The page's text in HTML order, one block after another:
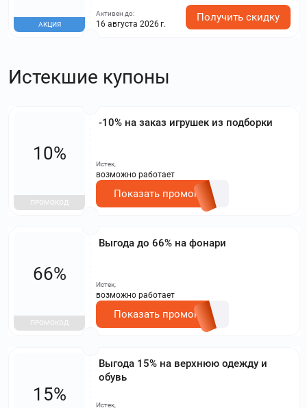
АКЦИЯ
Активен до:
16 августа 2026 г.
Получить скидку
Истекшие купоны
-10% на заказ игрушек из подборки
10%
ПРОМОКОД
Истек,
возможно работает
Показать промокод
Выгода до 66% на фонари
66%
ПРОМОКОД
Истек,
возможно работает
Показать промокод
Выгода 15% на верхнюю одежду и
обувь
15%
Истек,